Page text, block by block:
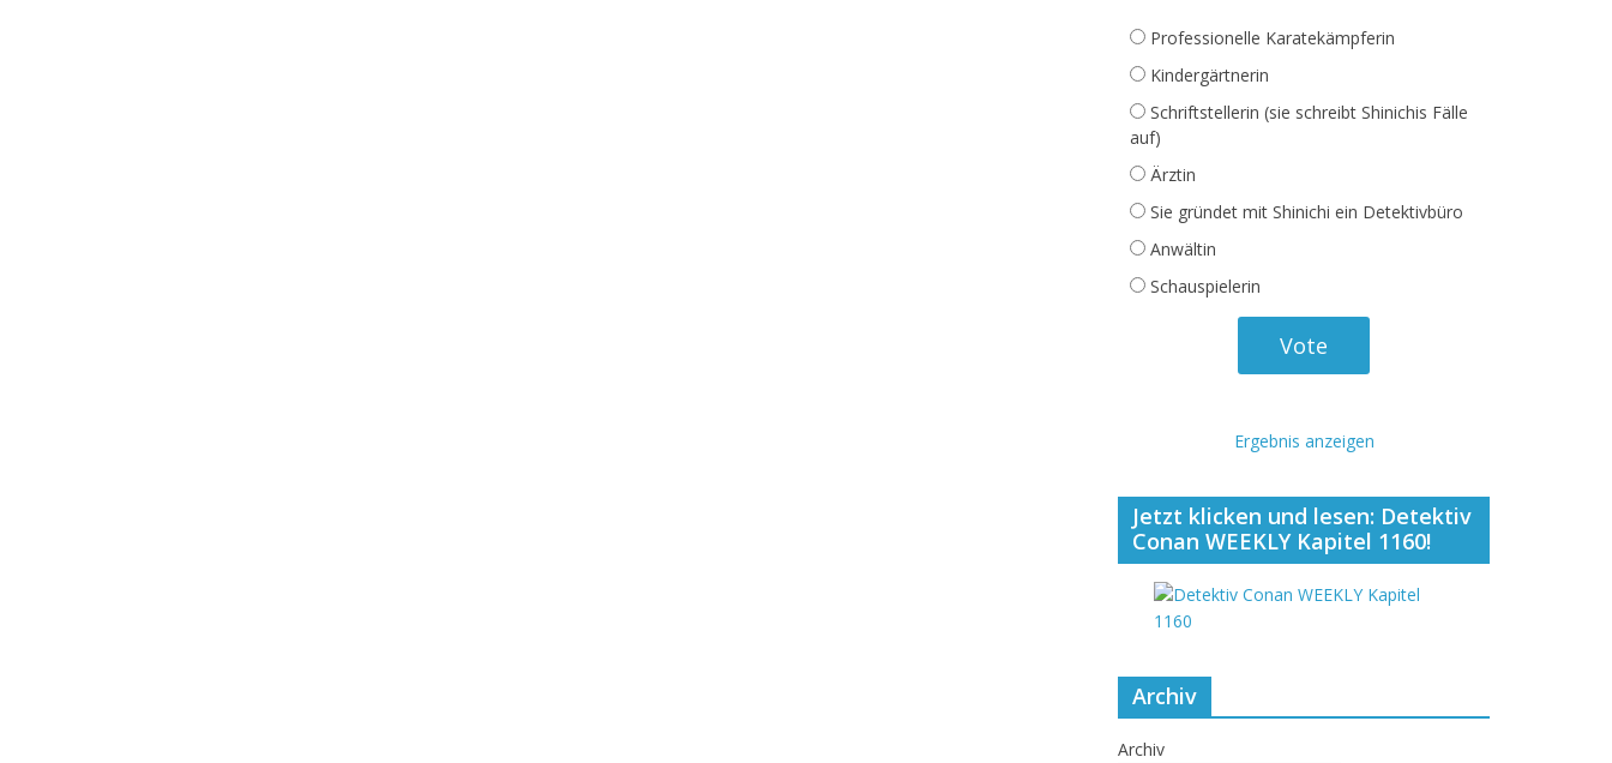
Professionelle Karatekämpferin
Kindergärtnerin
Schriftstellerin (sie schreibt Shinichis Fälle
auf)
Ärztin
Sie gründet mit Shinichi ein Detektivbüro
Anwältin
Schauspielerin
Ergebnis anzeigen
Jetzt klicken und lesen: Detektiv
Conan WEEKLY Kapitel 1160!
Archiv
Archiv